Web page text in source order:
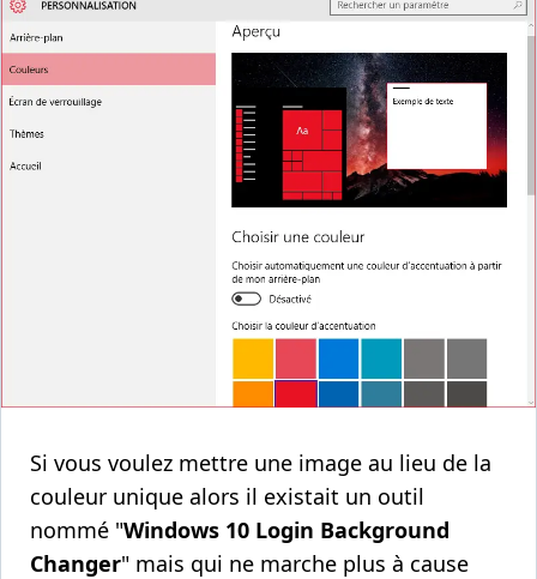
Si vous voulez mettre une image au lieu de la
couleur unique alors il existait un outil
nommé "Windows 10 Login Background
Changer" mais qui ne marche plus à cause